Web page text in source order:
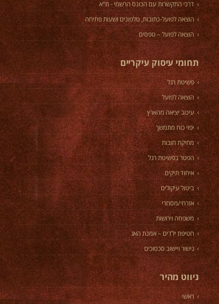
דרכי התקשרות עם הכונס הרשמי - ת"א
הוצאה לפועל-כתובות, טלפונים ושעות פתיחה
הוצאה לפועל – טפסים
תחומי עיסוק עיקריים
פשיטת רגל
הוצאה לפועל
עיכוב יציאה מהארץ
יפוי כוח מתמשך
מחיקת חובות
הפטר בפשיטת רגל
איחוד תיקים
ביטול עיקולים
אזרחי/מסחרי
משפחה וירושות
חטיפת ילדים – אמנת האג
גישור ויישוב סכסוכים
ניווט מהיר
ראשי